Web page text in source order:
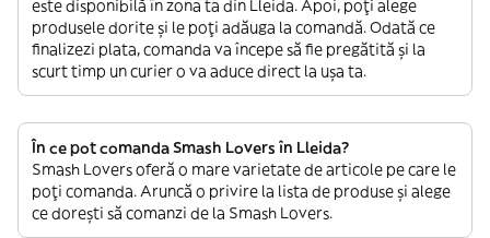
este disponibilă în zona ta din Lleida. Apoi, poți alege
produsele dorite și le poți adăuga la comandă. Odată ce
finalizezi plata, comanda va începe să fie pregătită și la
scurt timp un curier o va aduce direct la ușa ta.
În ce pot comanda Smash Lovers în Lleida?
Smash Lovers oferă o mare varietate de articole pe care le
poți comanda. Aruncă o privire la lista de produse și alege
ce dorești să comanzi de la Smash Lovers.